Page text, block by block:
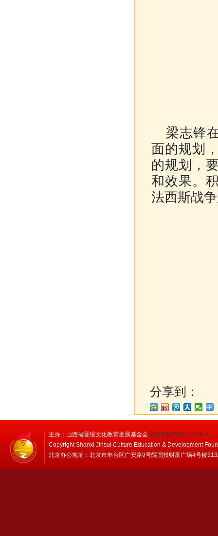
梁志锋
面的规划
的规划，
和效果。
法西斯战
分享到：
主办：山西省晋绥文化教育发展基金会 晋ICP备15001143号-1
Copyright Shanxi Jinsui Culture Education & Development
北京办公地址：北京市丰台区广安路9号院国投财富广场4号楼